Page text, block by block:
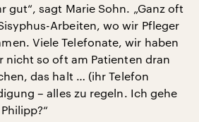
gut“, sagt Marie Sohn. „Ganz oft
Arbeiten, wo wir Pfleger
Viele Telefonate, wir haben
nicht so oft am Patienten dran
das halt … (ihr Telefon
– alles zu regeln. Ich gehe